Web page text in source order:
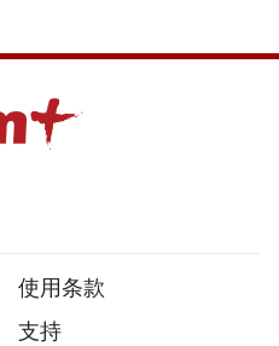
使用条款
支持